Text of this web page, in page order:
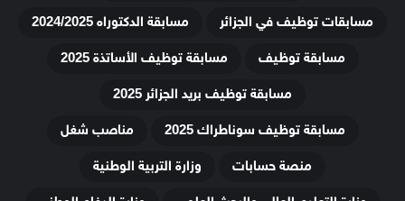
مسابقات توظيف في الجزائر
مسابقة الدكتوراه 2024/2025
مسابقة توظيف
مسابقة توظيف الأساتذة 2025
مسابقة توظيف بريد الجزائر 2025
مسابقة توظيف سوناطراك 2025
مناصب شغل
منصة حسابات
وزارة التربية الوطنية